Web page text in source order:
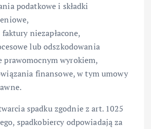
podatkowe i składki
niezapłacone,
lub odszkodowania
prawomocnym wyrokiem,
finansowe, w tym umowy
spadku zgodnie z art. 1025
spadkobiercy odpowiadają za